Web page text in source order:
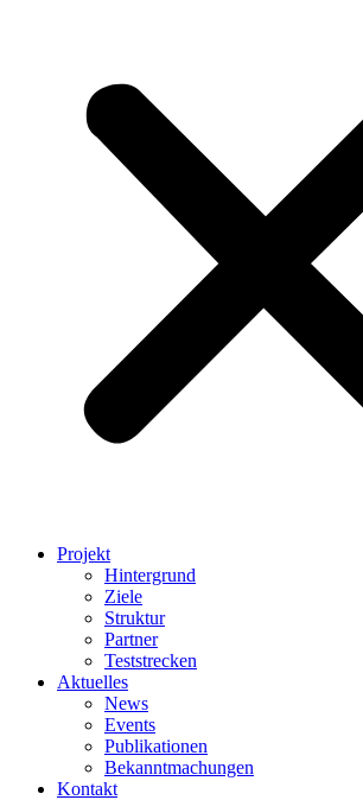
Projekt
Hintergrund
Ziele
Struktur
Partner
Teststrecken
Aktuelles
News
Events
Publikationen
Bekanntmachungen
Kontakt